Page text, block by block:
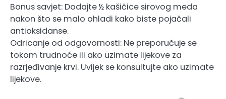
Bonus savjet: Dodajte ½ kašičice sirovog meda
nakon što se malo ohladi kako biste pojačali
antioksidanse.
Odricanje od odgovornosti: Ne preporučuje se
tokom trudnoće ili ako uzimate lijekove za
razrjeđivanje krvi. Uvijek se konsultujte ako uzimate
lijekove.